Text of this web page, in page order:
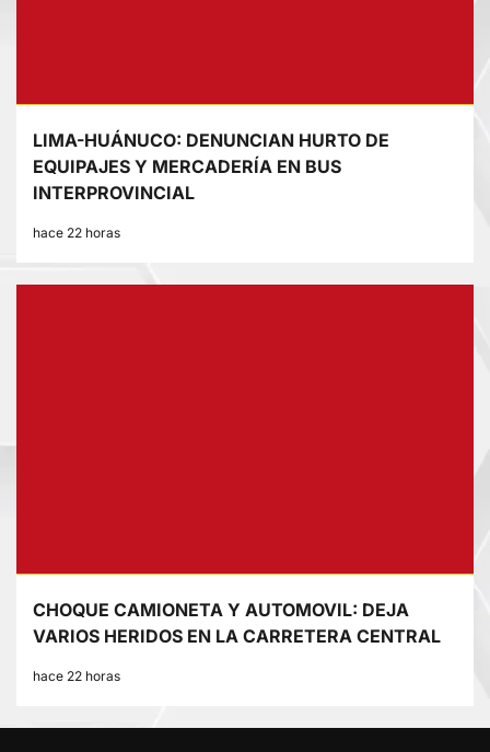
LIMA-HUÁNUCO: DENUNCIAN HURTO DE
EQUIPAJES Y MERCADERÍA EN BUS
INTERPROVINCIAL
hace 22 horas
CHOQUE CAMIONETA Y AUTOMOVIL: DEJA
VARIOS HERIDOS EN LA CARRETERA CENTRAL
hace 22 horas